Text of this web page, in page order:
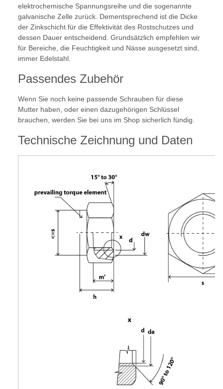
elektrochemische Spannungsreihe und die sogenannte
galvanische Zelle zurück. Dementsprechend ist die Dicke
der Zinkschicht für die Effektivität des Rostschutzes und
dessen Dauer entscheidend. Grundsätzlich empfehlen wir
für Bereiche, die Feuchtigkeit und Nässe ausgesetzt sind,
immer Edelstahl.
Passendes Zubehör
Wenn Sie noch keine passende Schrauben für diese
Mutter haben, oder einen dazugehörigen Schlüssel
brauchen, werden Sie bei uns im Shop sicherlich fündig.
Technische Zeichnung und Daten